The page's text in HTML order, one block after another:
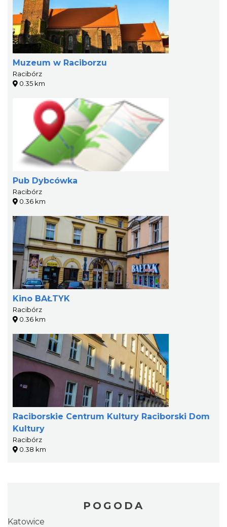
Muzeum w Raciborzu
Racibórz
0.35 km
Pub Dybcówka
Racibórz
0.36 km
Kino BAŁTYK
Racibórz
0.36 km
Raciborskie Centrum Kultury Raciborski Dom
Kultury
Racibórz
0.38 km
POGODA
Katowice